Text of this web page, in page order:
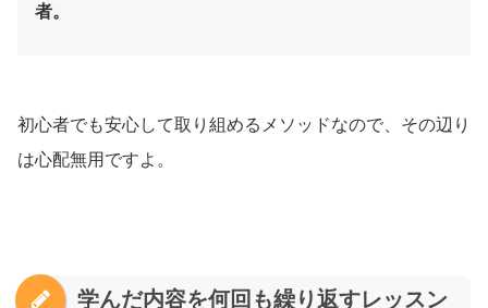
者。
初心者でも安心して取り組めるメソッドなので、その辺り
は心配無用ですよ。
学んだ内容を何回も繰り返すレッスン